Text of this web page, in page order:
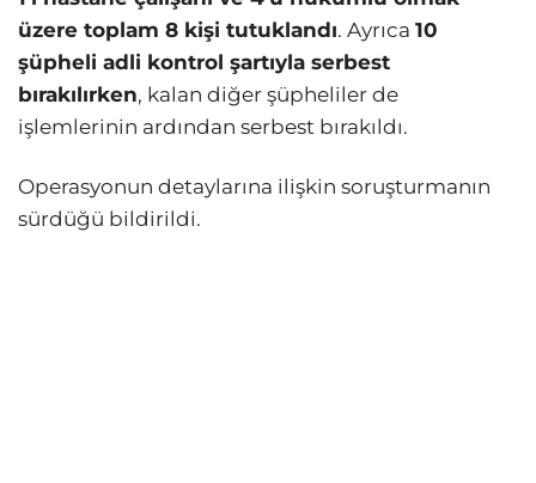
üzere toplam 8 kişi tutuklandı. Ayrıca 10
şüpheli adli kontrol şartıyla serbest
bırakılırken, kalan diğer şüpheliler de
işlemlerinin ardından serbest bırakıldı.
Operasyonun detaylarına ilişkin soruşturmanın
sürdüğü bildirildi.